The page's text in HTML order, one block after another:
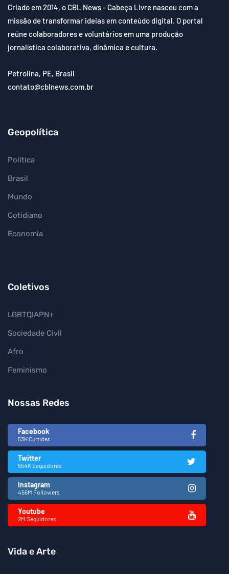
Criado em 2014, o CBL News - Cabeça Livre nasceu com a
missão de transformar ideias em conteúdo digital. O portal
reúne colaboradores e voluntários em uma produção
jornalística colaborativa, dinâmica e cultura.
Petrolina, PE, Brasil
contato@cblnews.com.br
Geopolítica
Política
Brasil
Mundo
Cotidiano
Economia
Coletivos
LGBTQIAPN+
Sociedade Civil
Afro
Feminismo
Nossas Redes
Facebook
53K Curtidas
Twitter
554K Seguidores
Instagram
456M Followers
Youtube
2M Seguidores
Vida e Arte